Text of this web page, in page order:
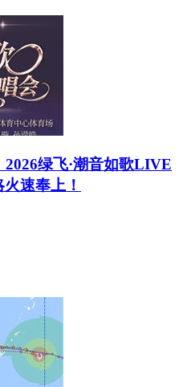
2026绿飞·潮音如歌LIVE
速奉上！